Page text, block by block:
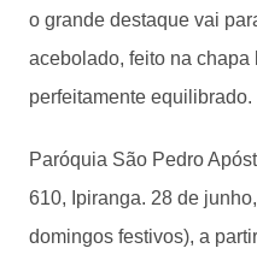
o grande destaque vai
acebolado, feito na chapa
perfeitamente equilibrado.
Paróquia São Pedro
610, Ipiranga. 28 de
domingos festivos), a